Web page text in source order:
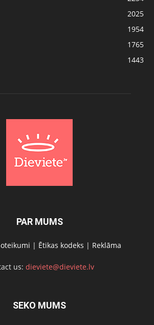
2025
1954
1765
1443
PAR MUMS
| Ētikas kodeks | Reklāma
us: dieviete@dieviete.lv
SEKO MUMS